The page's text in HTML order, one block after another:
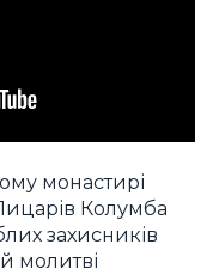
монастирі
Колумба
захисників
молитві